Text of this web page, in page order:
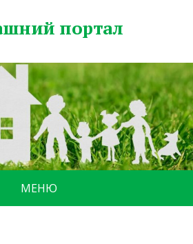
портал
МЕНЮ